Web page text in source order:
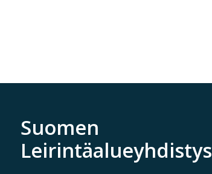
Suomen
Leirintäalueyhdistys